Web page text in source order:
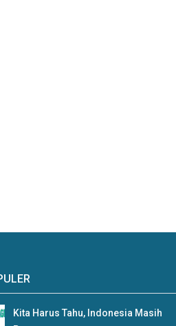
Kita Harus Tahu, Indonesia Masih